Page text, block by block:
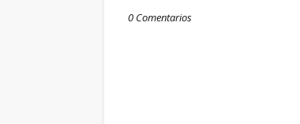
0 Comentarios